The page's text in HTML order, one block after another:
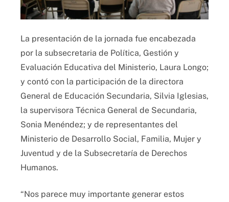
La presentación de la jornada fue encabezada
por la subsecretaria de Política, Gestión y
Evaluación Educativa del Ministerio, Laura Longo;
y contó con la participación de la directora
General de Educación Secundaria, Silvia Iglesias,
la supervisora Técnica General de Secundaria,
Sonia Menéndez; y de representantes del
Ministerio de Desarrollo Social, Familia, Mujer y
Juventud y de la Subsecretaría de Derechos
Humanos.
“Nos parece muy importante generar estos